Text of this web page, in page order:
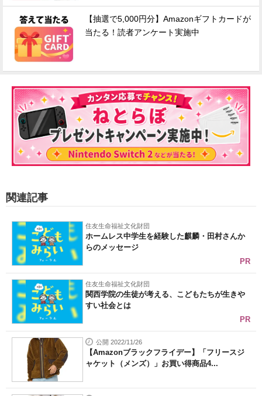
【抽選で5,000円分】Amazonギフトカードが
当たる！読者アンケート実施中
関連記事
住友生命福祉文化財団
ホームレス中学生を経験した麒麟・田村さんか
らのメッセージ
PR
住友生命福祉文化財団
関西学院の生徒が考える、こどもたちが生きや
すい社会とは
PR
公開 2022/11/26
【Amazonブラックフライデー】「フリースジ
ャケット（メンズ）」お買い得商品4...